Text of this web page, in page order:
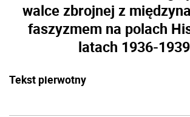
walce zbrojnej z
faszyzmem na polach
latach 1936-
Tekst pierwotny